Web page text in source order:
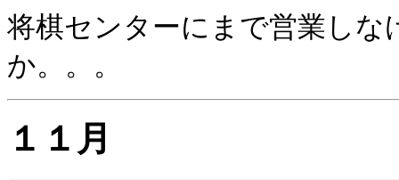
将棋センターにまで営業し
か。。。
１１月